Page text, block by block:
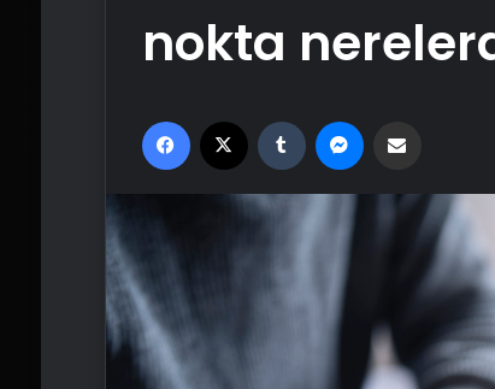
nokta
Facebook Tumblr